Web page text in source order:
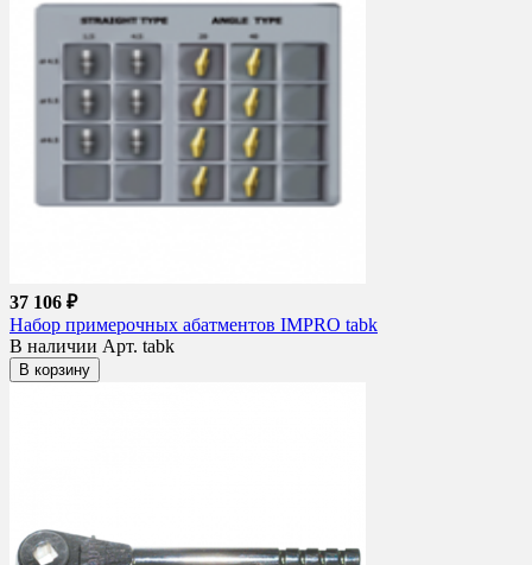
37 106 ₽
Набор примерочных абатментов IMPRO tabk
В наличии Арт. tabk
В корзину